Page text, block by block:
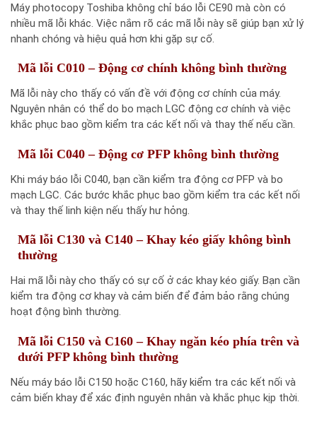
Máy photocopy Toshiba không chỉ báo lỗi CE90 mà còn có
nhiều mã lỗi khác. Việc nắm rõ các mã lỗi này sẽ giúp bạn xử lý
nhanh chóng và hiệu quả hơn khi gặp sự cố.
Mã lỗi C010 – Động cơ chính không bình thường
Mã lỗi này cho thấy có vấn đề với động cơ chính của máy.
Nguyên nhân có thể do bo mạch LGC động cơ chính và việc
khắc phục bao gồm kiểm tra các kết nối và thay thế nếu cần.
Mã lỗi C040 – Động cơ PFP không bình thường
Khi máy báo lỗi C040, bạn cần kiểm tra động cơ PFP và bo
mạch LGC. Các bước khắc phục bao gồm kiểm tra các kết nối
và thay thế linh kiện nếu thấy hư hỏng.
Mã lỗi C130 và C140 – Khay kéo giấy không bình
thường
Hai mã lỗi này cho thấy có sự cố ở các khay kéo giấy. Bạn cần
kiểm tra động cơ khay và cảm biến để đảm bảo rằng chúng
hoạt động bình thường.
Mã lỗi C150 và C160 – Khay ngăn kéo phía trên và
dưới PFP không bình thường
Nếu máy báo lỗi C150 hoặc C160, hãy kiểm tra các kết nối và
cảm biến khay để xác định nguyên nhân và khắc phục kịp thời.